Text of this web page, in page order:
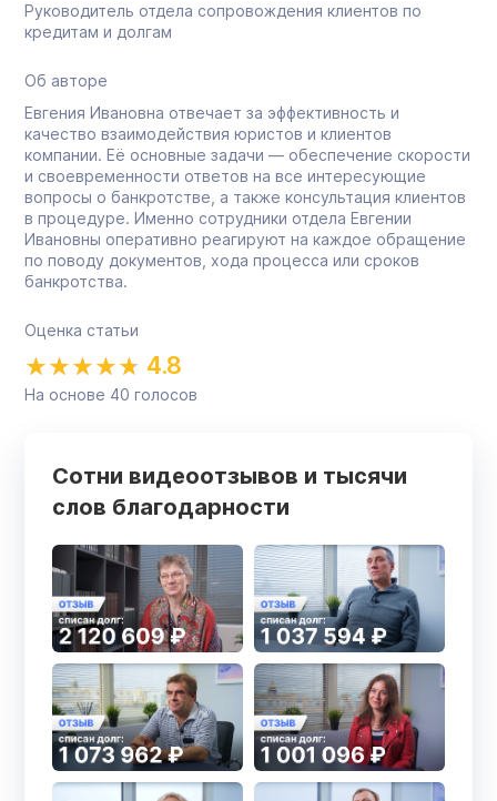
Руководитель отдела сопровождения клиентов по
кредитам и долгам
Об авторе
Евгения Ивановна отвечает за эффективность и
качество взаимодействия юристов и клиентов
компании. Её основные задачи — обеспечение скорости
и своевременности ответов на все интересующие
вопросы о банкротстве, а также консультация клиентов
в процедуре. Именно сотрудники отдела Евгении
Ивановны оперативно реагируют на каждое обращение
по поводу документов, хода процесса или сроков
банкротства.
Оценка статьи
4.8
На основе 40 голосов
Сотни видеоотзывов и тысячи
слов благодарности